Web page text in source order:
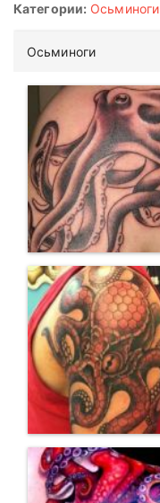
Категории: Осьминоги
Осьминоги